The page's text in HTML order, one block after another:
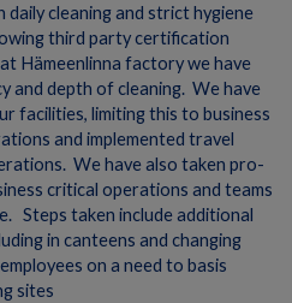
cleaning and strict hygiene
third party certification
Hämeenlinna factory we have
and depth of cleaning. We have
facilities, limiting this to business
and implemented travel
We have also taken pro-
critical operations and teams
Steps taken include additional
in canteens and changing
on a need to basis
sites